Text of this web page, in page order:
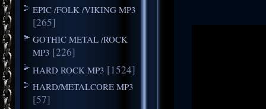
EPIC /FOLK /VIKING MP3
[265]
GOTHIC METAL /ROCK
MP3 [226]
HARD ROCK MP3 [1524]
HARD/METALCORE MP3
[57]